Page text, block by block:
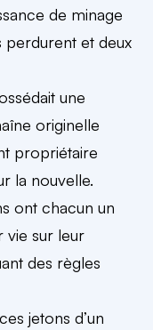
de minage
perdurent et deux
une
originelle
propriétaire
la nouvelle.
ont chacun un
vie sur leur
des règles
jetons d’un